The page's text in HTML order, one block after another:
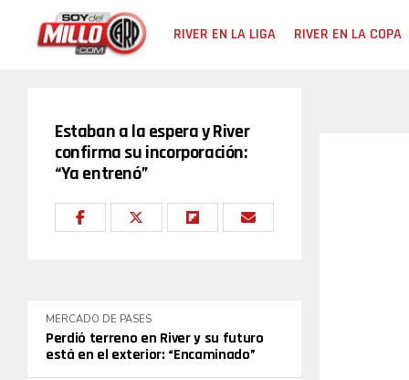
RIVER EN LA LIGA RIVER EN LA COPA
Estaban a la espera y River
confirma su incorporación:
“Ya entrenó”
MERCADO DE PASES
Perdió terreno en River y su futuro
está en el exterior: “Encaminado”